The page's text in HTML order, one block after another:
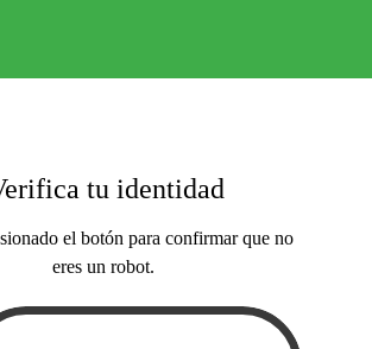
tu identidad
el botón para confirmar que no
eres un robot.